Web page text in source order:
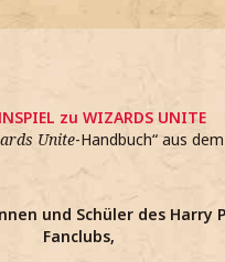
zu WIZARDS UNITE
Unite-Handbuch“ aus
und Schüler des Harry
Fanclubs,